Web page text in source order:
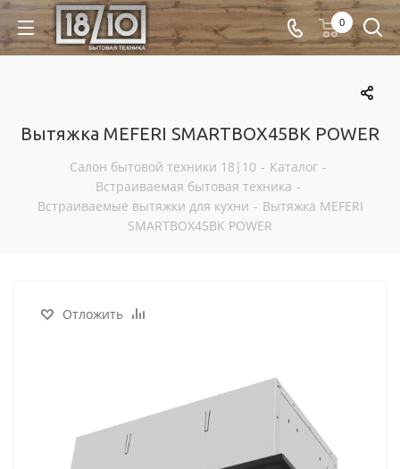
0
Вытяжка MEFERI SMARTBOX45BK POWER
Салон бытовой техники 18|10 - Каталог -
Встраиваемая бытовая техника -
Встраиваемые вытяжки для кухни - Вытяжка MEFERI
SMARTBOX45BK POWER
Отложить